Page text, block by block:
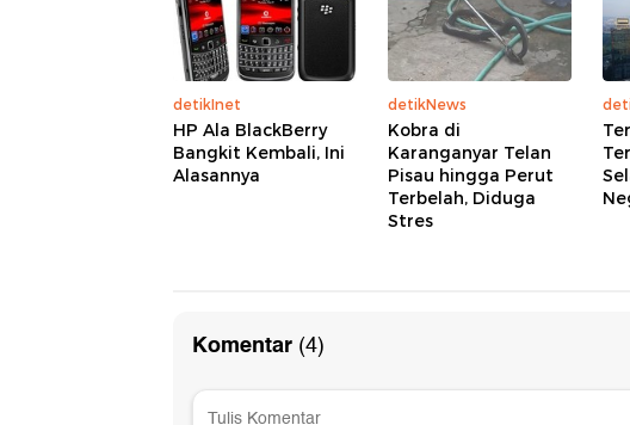
detikInet
HP Ala BlackBerry
Bangkit Kembali, Ini
Alasannya
detikNews
Kobra di
Karanganyar Telan
Pisau hingga Perut
Terbelah, Diduga
Stres